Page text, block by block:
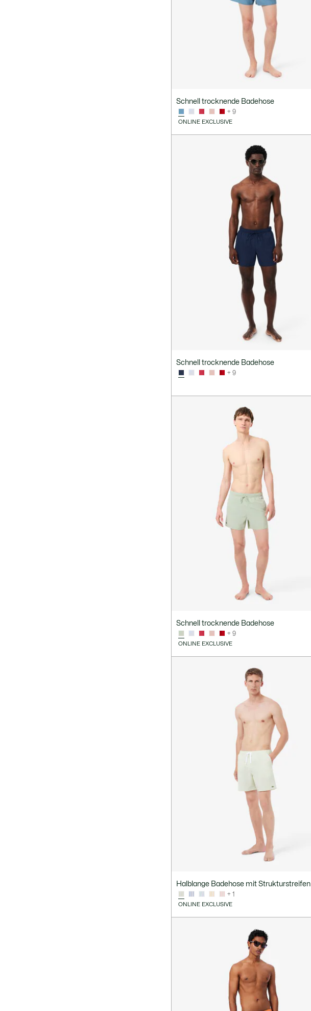
Schnell trocknende Badehose
+ 9
ONLINE EXCLUSIVE
Schnell trocknende Badehose
+ 9
Schnell trocknende Badehose
+ 9
ONLINE EXCLUSIVE
Halblange Badehose mit Strukturstreifen
+ 1
ONLINE EXCLUSIVE